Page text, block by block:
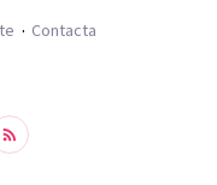
Contacta